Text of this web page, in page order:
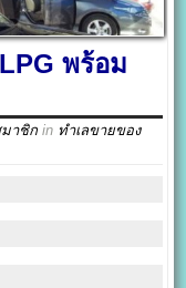
พร้อม
าชิก in ทำเลขายของ